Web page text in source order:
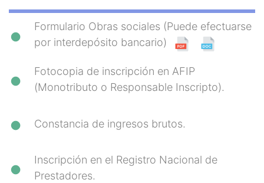
Formulario Obras sociales (Puede efectuarse
por interdepósito bancario)
Fotocopia de inscripción en AFIP
(Monotributo o Responsable Inscripto).
Constancia de ingresos brutos.
Inscripción en el Registro Nacional de
Prestadores.